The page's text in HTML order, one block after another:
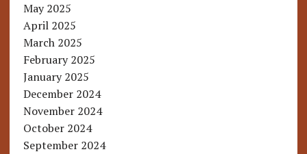
May 2025
April 2025
March 2025
February 2025
January 2025
December 2024
November 2024
October 2024
September 2024